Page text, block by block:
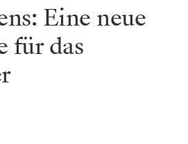
Eine neue
für das